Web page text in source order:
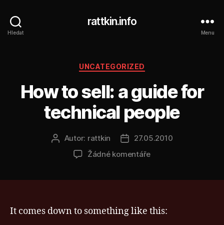
Hledat
rattkin.info
Menu
Rubriky
UNCATEGORIZED
How to sell: a guide for
technical people
Autor
příspěvku
Autor: rattkin
Datum
příspěvku
27.05.2010
Žádné komentářeu
to
It comes down to something like this: